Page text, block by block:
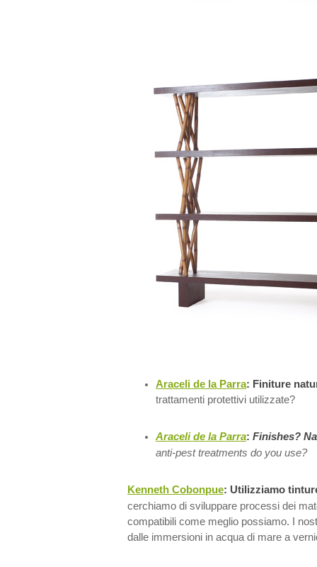
Araceli de la Parra: Finiture
trattamenti protettivi utilizzate?
Araceli de la Parra: Finishes?
anti-pest treatments do you use?
Kenneth Cobonpue: Utilizziamo
cerchiamo di sviluppare processi dei
compatibili come meglio possiamo. I
dalle immersioni in acqua di mare a